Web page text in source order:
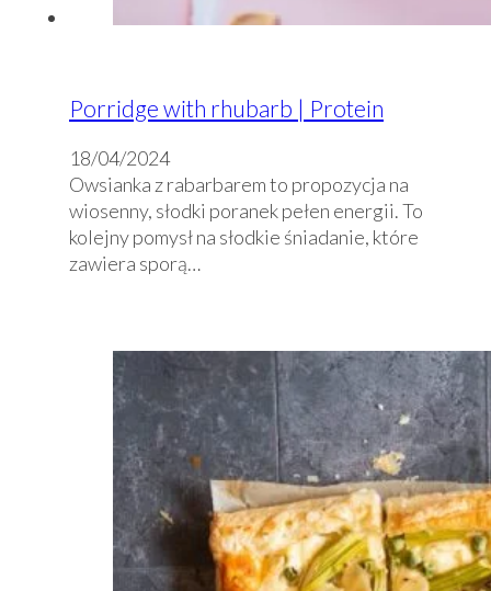
Porridge with rhubarb | Protein
18/04/2024
Owsianka z rabarbarem to propozycja na
wiosenny, słodki poranek pełen energii. To
kolejny pomysł na słodkie śniadanie, które
zawiera sporą…